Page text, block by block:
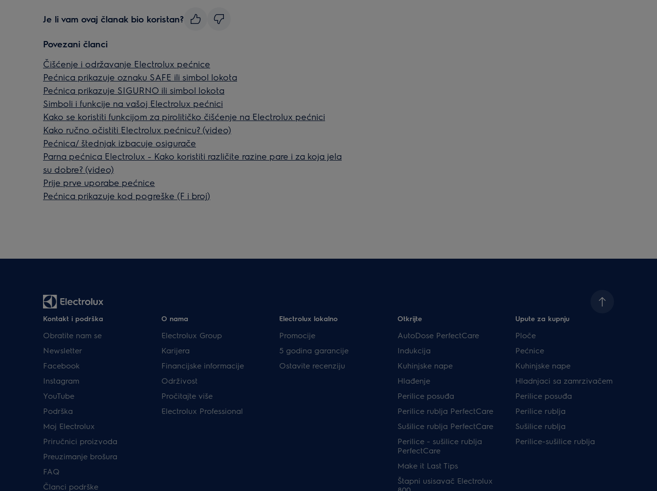
Je li vam ovaj članak bio koristan?
Povezani članci
Čišćenje i održavanje Electrolux pećnice
Pećnica prikazuje oznaku SAFE ili simbol lokota
Pećnica prikazuje SIGURNO ili simbol lokota
Simboli i funkcije na vašoj Electrolux pećnici
Kako se koristiti funkcijom za pirolitičko čišćenje na Electrolux pećnici
Kako ručno očistiti Electrolux pećnicu? (video)
Pećnica/ štednjak izbacuje osigurače
Parna pećnica Electrolux - Kako koristiti različite razine pare i za koja jela
su dobre? (video)
Prije prve uporabe pećnice
Pećnica prikazuje kod pogreške (F i broj)
Kontakt i podrška
Obratite nam se
Newsletter
Facebook
Instagram
YouTube
Podrška
Moj Electrolux
Priručnici proizvoda
Preuzimanje brošura
FAQ
Članci podrške
O nama
Electrolux Group
Karijera
Financijske informacije
Održivost
Pročitajte više
Electrolux Professional
Electrolux lokalno
Promocije
5 godina garancije
Ostavite recenziju
Otkrijte
AutoDose PerfectCare
Indukcija
Kuhinjske nape
Hlađenje
Perilice posuđa
Perilice rublja PerfectCare
Sušilice rublja PerfectCare
Perilice - sušilice rublja
PerfectCare
Make it Last Tips
Štapni usisavač Electrolux
Upute za kupnju
Ploče
Pećnice
Kuhinjske nape
Hladnjaci sa zamrzivačem
Perilice posuđa
Perilice rublja
Sušilice rublja
Perilice-sušilice rublja